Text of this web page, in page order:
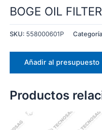
BOGE OIL
SKU: 558000601P
Añadir al presupuesto
Productos